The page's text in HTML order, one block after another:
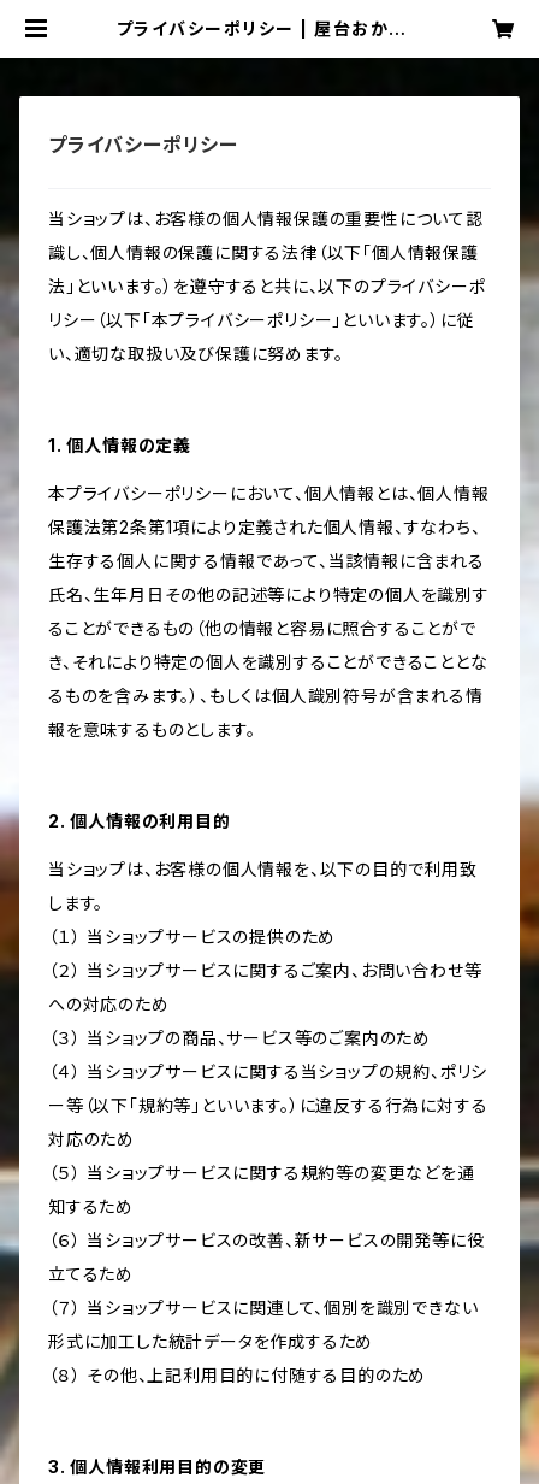
プライバシーポリシー | 屋台おかもと
プライバシーポリシー
当ショップは、お客様の個人情報保護の重要性について認
識し、個人情報の保護に関する法律（以下「個人情報保護
法」といいます。）を遵守すると共に、以下のプライバシーポ
リシー（以下「本プライバシーポリシー」といいます。）に従
い、適切な取扱い及び保護に努めます。
1. 個人情報の定義
本プライバシーポリシーにおいて、個人情報とは、個人情報
保護法第2条第1項により定義された個人情報、すなわち、
生存する個人に関する情報であって、当該情報に含まれる
氏名、生年月日その他の記述等により特定の個人を識別す
ることができるもの（他の情報と容易に照合することがで
き、それにより特定の個人を識別することができることとな
るものを含みます。）、もしくは個人識別符号が含まれる情
報を意味するものとします。
2. 個人情報の利用目的
当ショップは、お客様の個人情報を、以下の目的で利用致
します。
（１） 当ショップサービスの提供のため
（２） 当ショップサービスに関するご案内、お問い合わせ等
への対応のため
（３） 当ショップの商品、サービス等のご案内のため
（４） 当ショップサービスに関する当ショップの規約、ポリシ
ー等（以下「規約等」といいます。）に違反する行為に対する
対応のため
（５） 当ショップサービスに関する規約等の変更などを通
知するため
（６） 当ショップサービスの改善、新サービスの開発等に役
立てるため
（７） 当ショップサービスに関連して、個別を識別できない
形式に加工した統計データを作成するため
（８） その他、上記利用目的に付随する目的のため
3. 個人情報利用目的の変更